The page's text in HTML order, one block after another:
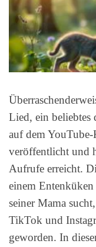
Lied, ein beliebtes
auf dem
veröffentlicht und
Aufrufe erreicht.
einem Entenküken
seiner Mama
TikTok und
geworden. In